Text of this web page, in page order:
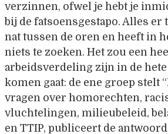
verzinnen, ofwel je hebt je
bij de fatsoensgestapo. Alles
nat tussen de oren en heeft in
niets te zoeken. Het zou een
arbeidsverdeling zijn in de
komen gaat: de ene groep stelt
vragen over homorechten,
vluchtelingen, milieubeleid,
en TTIP, publiceert de